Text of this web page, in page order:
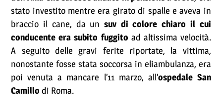
stato investito mentre era girato di spalle e aveva in
braccio il cane, da un suv di colore chiaro il cui
conducente era subito fuggito ad altissima velocità.
A seguito delle gravi ferite riportate, la vittima,
nonostante fosse stata soccorsa in eliambulanza, era
poi venuta a mancare l’11 marzo, all’ospedale San
Camillodi Roma.